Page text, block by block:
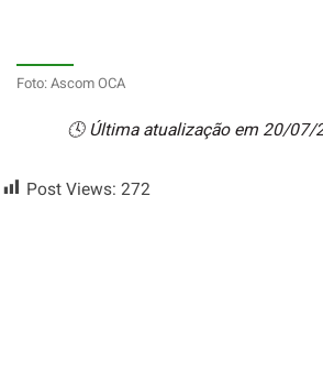
Foto: Ascom OCA
🕓 Última atualização em 20/07/
Post Views: 272